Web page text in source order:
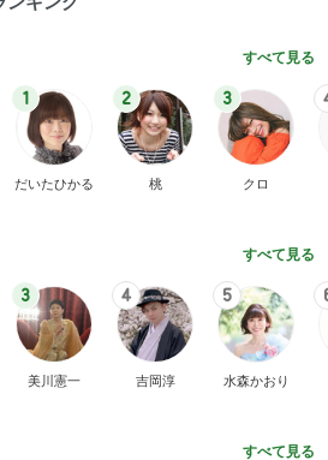
すべて見る
1
だいたひかる
2
桃
3
クロ
すべて見る
3
美川憲一
4
吉岡淳
5
水森かおり
すべて見る